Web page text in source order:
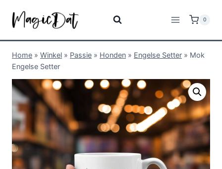
0
Home » Winkel » Passie » Honden » Engelse Setter » Mok
Engelse Setter